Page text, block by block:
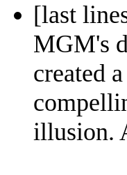
[last
MGM's
created
illusion.